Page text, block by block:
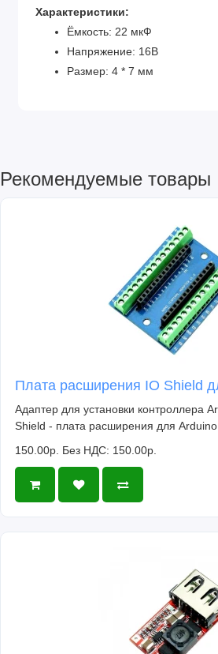
Характеристики:
Ёмкость: 22 мкФ
Напряжение: 16В
Размер: 4 * 7 мм
Рекомендуемые товары
Плата расширения IO Shield
Адаптер для установки контроллера
Shield - плата расширения для
150.00р. Без НДС: 150.00р.